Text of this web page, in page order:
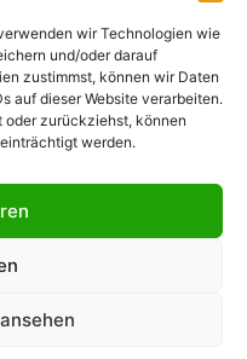
wir Technologien wie
und/oder darauf
zustimmst, können wir Daten
auf dieser Website verarbeiten.
oder zurückziehst, können
werden.